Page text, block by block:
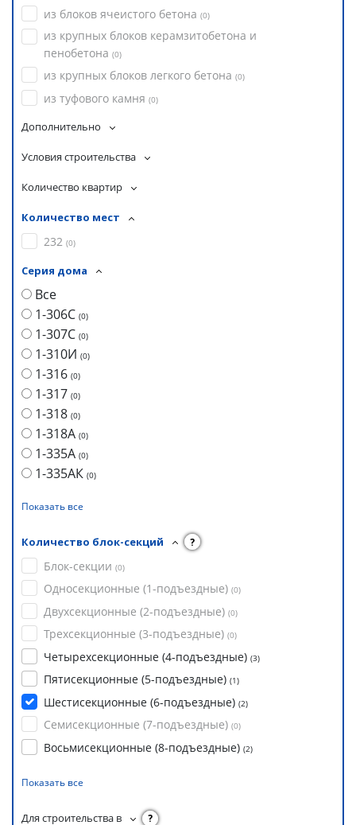
из блоков ячеистого бетона (0)
из крупных блоков керамзитобетона и
пенобетона (0)
из крупных блоков легкого бетона (0)
из туфового камня (0)
Дополнительно
Условия строительства
Количество квартир
Количество мест
232 (0)
Серия дома
Все
1-306С (0)
1-307С (0)
1-310И (0)
1-316 (0)
1-317 (0)
1-318 (0)
1-318А (0)
1-335А (0)
1-335АК (0)
Показать все
Количество блок-секций ?
Блок-секции (0)
Односекционные (1-подъездные) (0)
Двухсекционные (2-подъездные) (0)
Трехсекционные (3-подъездные) (0)
Четырехсекционные (4-подъездные) (3)
Пятисекционные (5-подъездные) (1)
Шестисекционные (6-подъездные) (2)
Семисекционные (7-подъездные) (0)
Восьмисекционные (8-подъездные) (2)
Показать все
Для строительства в ?